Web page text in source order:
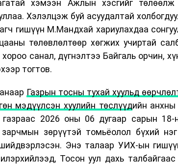
хэмээн Ажлын хэсгийг
Хэлэлцэж буй асуудалтай
гишүүн М.Мандхай хариулахдаа
төлөвлөлтөөр хөгжих учиртай
санал, дүгнэлтээ Байгаль орчин,
тогтов.
Газрын тосны тухай хуульд
мэдүүлсэн хуулийн төслүүдийн анхны
газраас 2026 оны 06 дугаар сарын
зарчмын зөрүүтэй томьёолол бүхий
Энэ талаар УИХ-ын
илэрхийлээд, Тосон уул дахь